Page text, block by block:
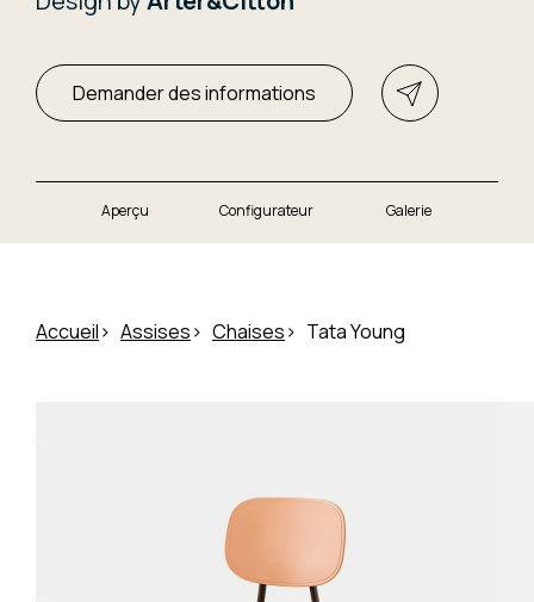
Demander des informations
Aperçu Configurateur Galerie
Accueil Assises Chaises Tata Young